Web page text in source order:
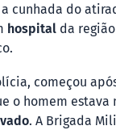
cunhada do
hospital da
começou
o homem estava
. A Brigada